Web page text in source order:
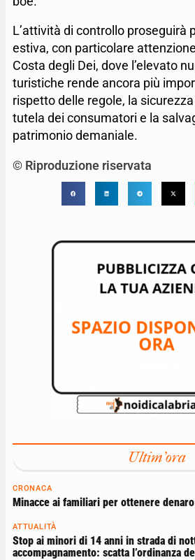
L’attività di controllo proseguirà
estiva, con particolare
Costa degli Dei, dove l’elevato
turistiche rende ancora più
rispetto delle regole, la
tutela dei consumatori e la
patrimonio demaniale.
© Riproduzione riservata
Ultim'ora
CRONACA
Minacce ai familiari per ottenere
ATTUALITÀ
Stop ai minori di 14 anni in strada di
accompagnamento: scatta l’ordinanza